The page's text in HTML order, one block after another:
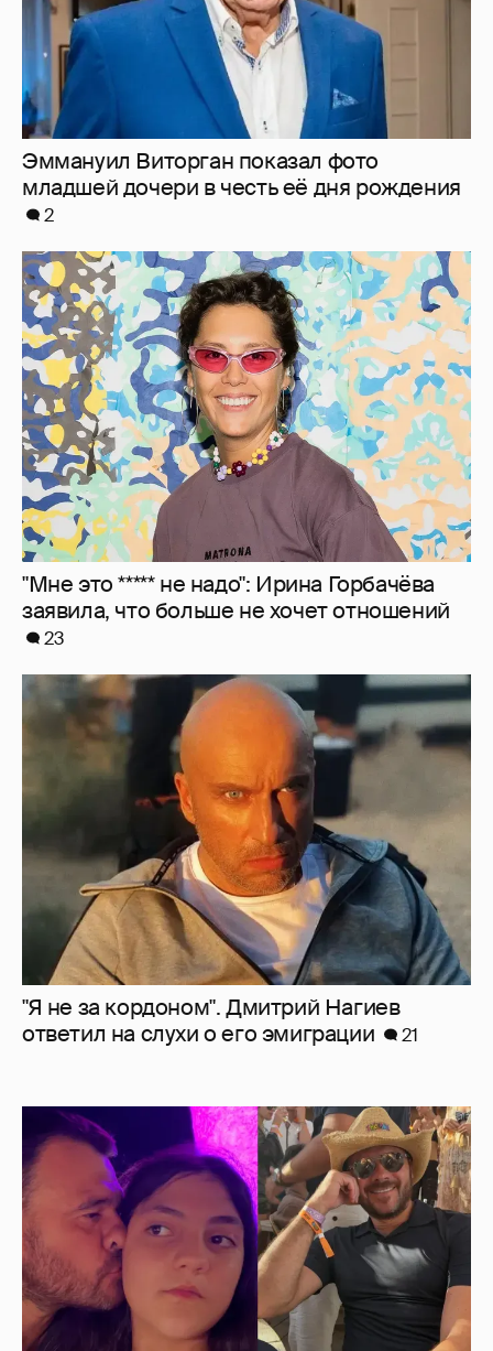
"Мне это ***** не надо": Ирина Горбачёва
заявила, что больше не хочет отношений
23
"Я не за кордоном". Дмитрий Нагиев
ответил на слухи о его эмиграции
Эмин Агаларов показал, как проводит
время с детьми
10